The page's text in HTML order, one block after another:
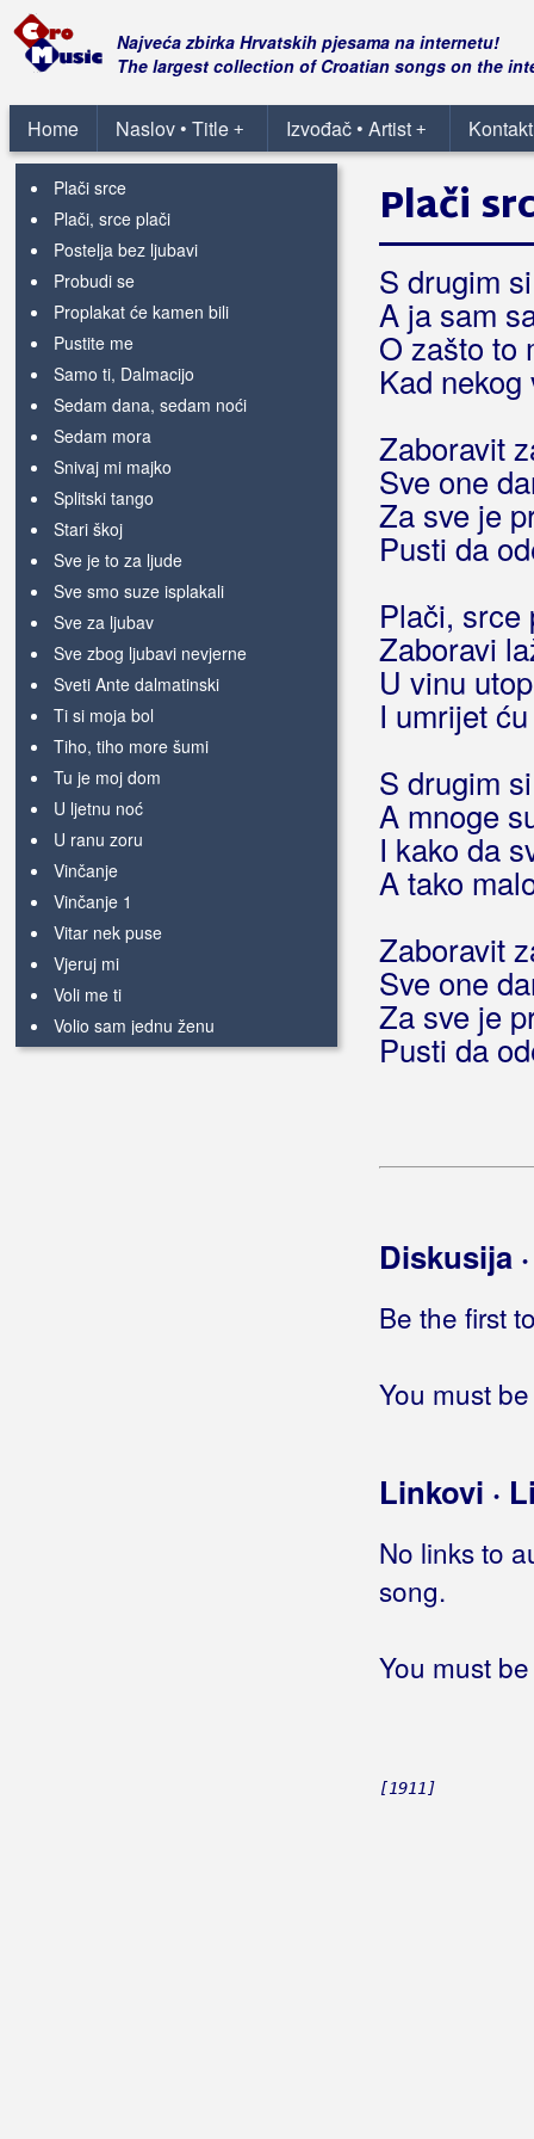
Najveća zbirka Hrvatskih pjesama na internetu!
The largest collection of Croatian songs on the
Home +
Naslov • Title +
Izvođač • Artist
Otkad sam se s tobom razdilija
Oči boje lavande
Pegula
Plačem za tobom
Plači srce
Plači, srce plači
Postelja bez ljubavi
Probudi se
Proplakat će kamen bili
Pustite me
Samo ti, Dalmacijo
Sedam dana, sedam noći
Sedam mora
Snivaj mi majko
Splitski tango
Stari škoj
Sve je to za ljude
Sve smo suze isplakali
Sve za ljubav
Sve zbog ljubavi nevjerne
Sveti Ante dalmatinski
Ti si moja bol
Tiho, tiho more šumi
Tu je moj dom
U ljetnu noć
U ranu zoru
Vinčanje
Vinčanje 1
Vitar nek puse
Vjeruj mi
Voli me ti
Volio sam jednu ženu
Za sva vrimena
Plači
S drugim
A ja sam
O zašto to
Kad
Zaboravit
Sve one
Za sve je
Pusti da
Plači, srce
Zaboravi
U vinu
I umrijet
S drugim
A mnoge
I kako da
A tako
Zaboravit
Sve one
Za sve je
Pusti da
Diskusija
Be the first
You must
Linkovi ·
No links to
song.
You must
[1911]